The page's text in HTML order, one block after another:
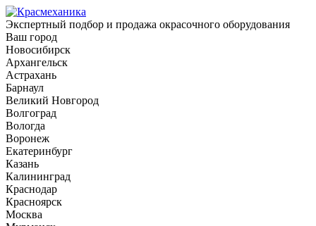
Экспертный подбор и продажа окрасочного оборудования
Ваш город
Новосибирск
Архангельск
Астрахань
Барнаул
Великий Новгород
Волгоград
Вологда
Воронеж
Екатеринбург
Казань
Калининград
Краснодар
Красноярск
Москва